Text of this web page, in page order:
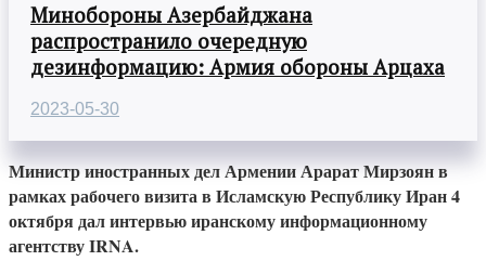
Минобороны Азербайджана
распространило очередную
дезинформацию: Армия обороны Арцаха
2023-05-30
Министр иностранных дел Армении Арарат Мирзоян в
рамках рабочего визита в Исламскую Республику Иран 4
октября дал интервью иранскому информационному
агентству IRNA.